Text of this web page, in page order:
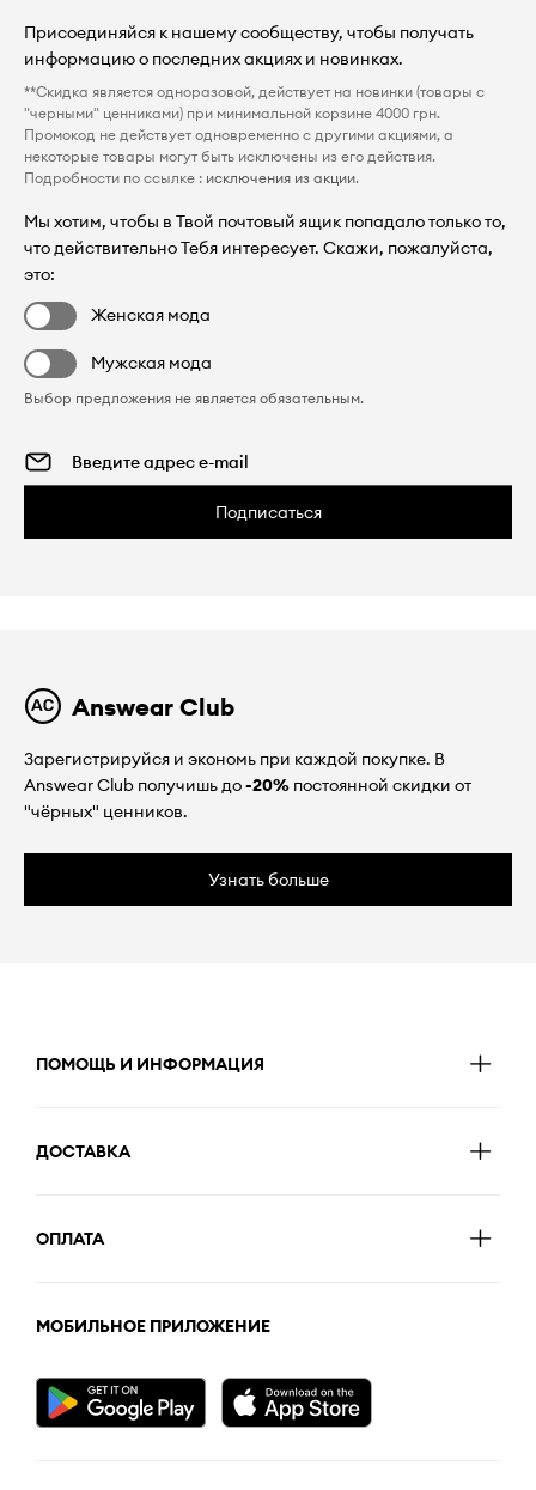
Присоединяйся к нашему сообществу, чтобы получать
информацию о последних акциях и новинках.
**Скидка является одноразовой, действует на новинки (товары с
"черными" ценниками) при минимальной корзине 4000 грн.
Промокод не действует одновременно с другими акциями, а
некоторые товары могут быть исключены из его действия.
Подробности по ссылке : исключения из акции.
Мы хотим, чтобы в Твой почтовый ящик попадало только то,
что действительно Тебя интересует. Скажи, пожалуйста,
это:
Женская мода
Мужская мода
Выбор предложения не является обязательным.
Подписаться
Answear Club
Зарегистрируйся и экономь при каждой покупке. В
Answear Club получишь до-20% постоянной скидки от
"чёрных" ценников.
Узнать больше
ПОМОЩЬ И ИНФОРМАЦИЯ
ДОСТАВКА
ОПЛАТА
МОБИЛЬНОЕ ПРИЛОЖЕНИЕ